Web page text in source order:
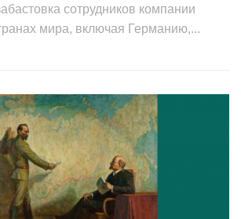
сотрудников компании
мира, включая Германию,...